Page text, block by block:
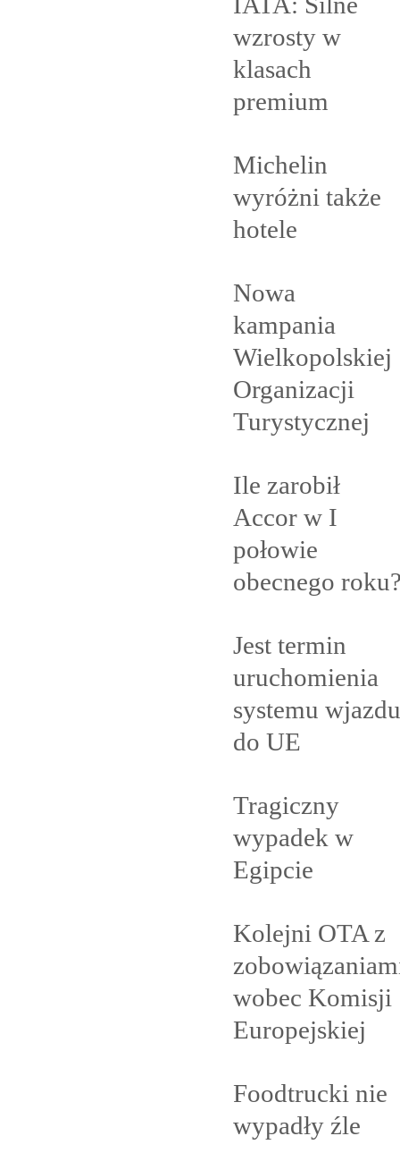
wzrosty w
klasach
premium
Michelin
wyróżni także
hotele
Nowa
kampania
Wielkopolskiej
Organizacji
Turystycznej
Ile zarobił
Accor w I
połowie
obecnego
Jest termin
uruchomienia
systemu wjazdu
do UE
Tragiczny
wypadek w
Egipcie
Kolejni OTA z
wobec Komisji
Europejskiej
Foodtrucki nie
wypadły źle